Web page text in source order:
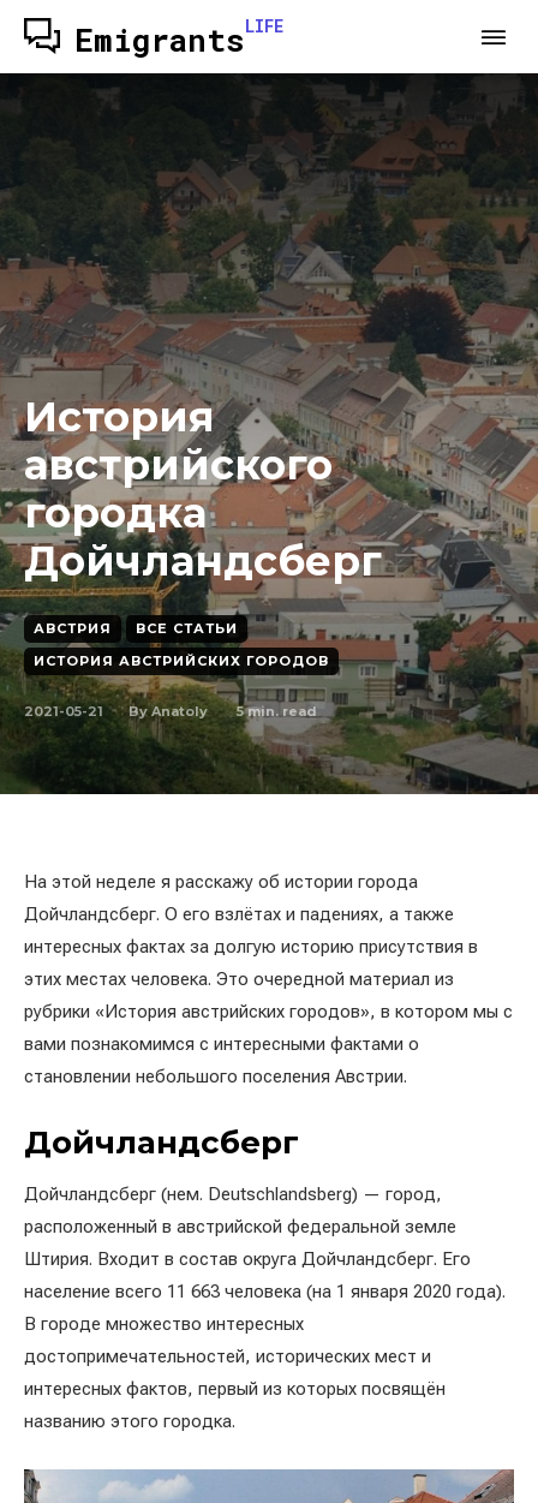
EmigrantsLIFE
История
австрийского
городка
Дойчландсберг
АВСТРИЯ
ВСЕ СТАТЬИ
ИСТОРИЯ АВСТРИЙСКИХ ГОРОДОВ
2021-05-21 By Anatoly 5min. read
На этой неделе я расскажу об истории города
Дойчландсберг. О его взлётах и падениях, а также
интересных фактах за долгую историю присутствия в
этих местах человека. Это очередной материал из
рубрики «История австрийских городов», в котором мы с
вами познакомимся с интересными фактами о
становлении небольшого поселения Австрии.
Дойчландсберг
Дойчландсберг (нем. Deutschlandsberg) — город,
расположенный в австрийской федеральной земле
Штирия. Входит в состав округа Дойчландсберг. Его
население всего 11 663 человека (на 1 января 2020 года).
В городе множество интересных
достопримечательностей, исторических мест и
интересных фактов, первый из которых посвящён
названию этого городка.